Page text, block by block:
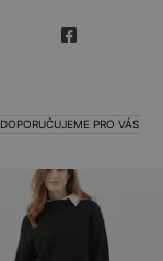
DOPORUČUJEME PRO VÁS